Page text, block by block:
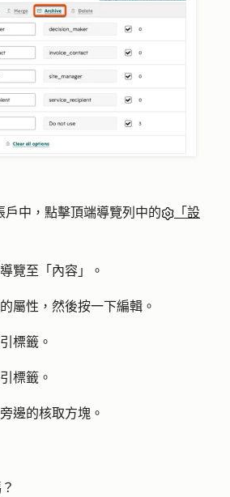
戶中，點擊頂端導覽列中的
「設
覽至「內容 」。
屬性，然後按一下編輯 。
標籤。
標籤。
邊的核取方塊 。